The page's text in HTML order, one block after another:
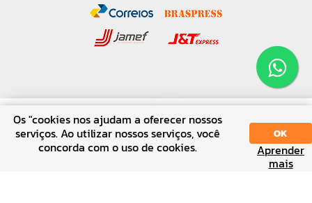
R$ 825,43
R$ 759,40
8% à vista no pix Comprar
FORMAS DE PAGAMENTO:
Os "cookies nos ajudam a oferecer nossos
serviços. Ao utilizar nossos serviços, você
concorda com o uso de cookies.
OK
Aprender
mais